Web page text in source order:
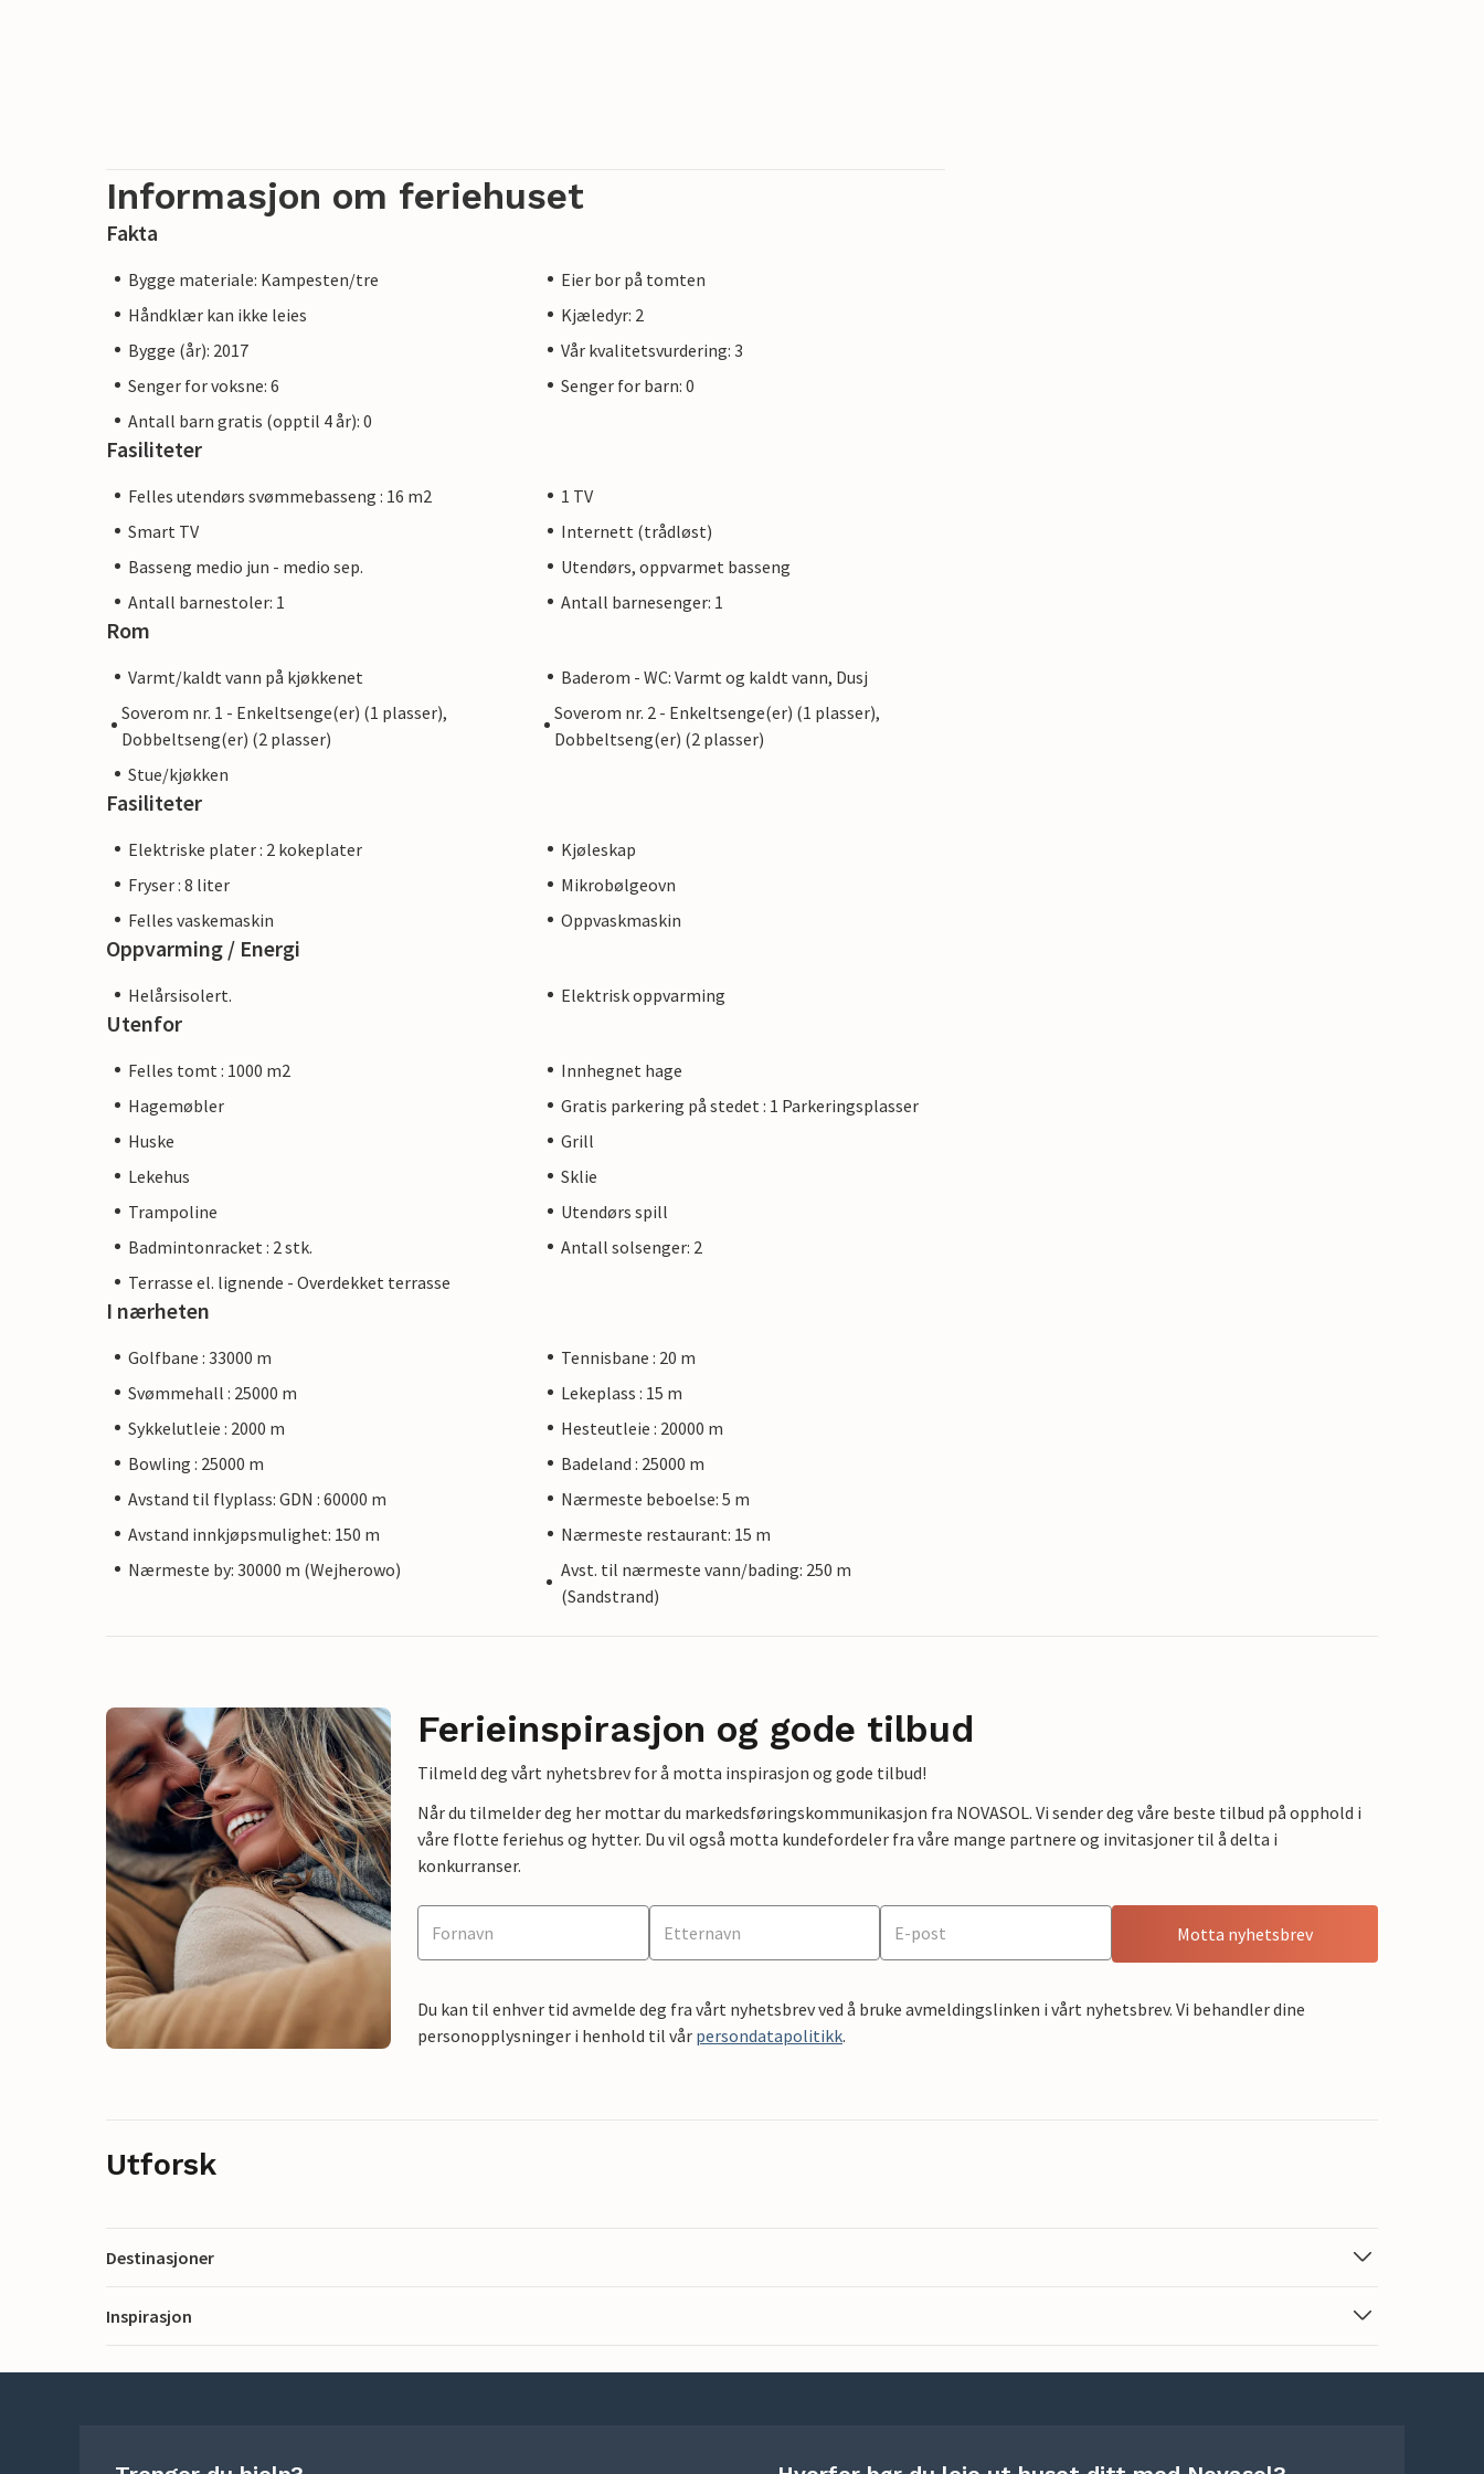
Informasjon om feriehuset
Fakta
Bygge materiale: Kampesten/tre
Eier bor på tomten
Håndklær kan ikke leies
Kjæledyr: 2
Bygge (år): 2017
Vår kvalitetsvurdering: 3
Senger for voksne: 6
Senger for barn: 0
Antall barn gratis (opptil 4 år): 0
Fasiliteter
Felles utendørs svømmebasseng : 16 m2
1 TV
Smart TV
Internett (trådløst)
Basseng medio jun - medio sep.
Utendørs, oppvarmet basseng
Antall barnestoler: 1
Antall barnesenger: 1
Rom
Varmt/kaldt vann på kjøkkenet
Baderom - WC: Varmt og kaldt vann, Dusj
Soverom nr. 1 - Enkeltsenge(er) (1 plasser),
Dobbeltseng(er) (2 plasser)
Soverom nr. 2 - Enkeltsenge(er) (1 plasser),
Dobbeltseng(er) (2 plasser)
Stue/kjøkken
Fasiliteter
Elektriske plater : 2 kokeplater
Kjøleskap
Fryser : 8 liter
Mikrobølgeovn
Felles vaskemaskin
Oppvaskmaskin
Oppvarming / Energi
Helårsisolert. Elektrisk oppvarming
Utenfor
Felles tomt : 1000 m2
Innhegnet hage
Hagemøbler
Gratis parkering på stedet : 1 Parkeringsplasser
Huske
Grill
Lekehus
Sklie
Trampoline
Utendørs spill
Badmintonracket : 2 stk.
Antall solsenger: 2
Terrasse el. lignende - Overdekket terrasse
I nærheten
Golfbane : 33000 m
Tennisbane : 20 m
Svømmehall : 25000 m
Lekeplass : 15 m
Sykkelutleie : 2000 m
Hesteutleie : 20000 m
Bowling : 25000 m
Badeland : 25000 m
Avstand til flyplass: GDN : 60000 m
Nærmeste beboelse: 5 m
Avstand innkjøpsmulighet: 150 m
Nærmeste restaurant: 15 m
Nærmeste by: 30000 m (Wejherowo)
Avst. til nærmeste vann/bading: 250 m
(Sandstrand)
Ferieinspirasjon og gode tilbud
Tilmeld deg vårt nyhetsbrev for å motta inspirasjon og gode tilbud!
Når du tilmelder deg her mottar du markedsføringskommunikasjon fra NOVASOL. Vi sender deg våre beste tilbud på opphold i
våre flotte feriehus og hytter. Du vil også motta kundefordeler fra våre mange partnere og invitasjoner til å delta i
konkurranser.
Motta nyhetsbrev
Du kan til enhver tid avmelde deg fra vårt nyhetsbrev ved å bruke avmeldingslinken i vårt nyhetsbrev. Vi behandler dine
personopplysninger i henhold til vår persondatapolitikk.
Utforsk
Destinasjoner
Inspirasjon